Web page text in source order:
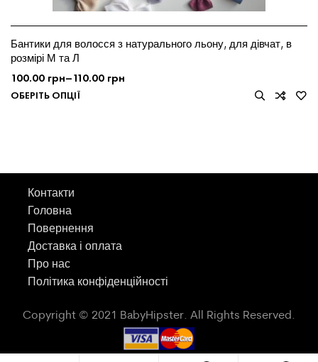
Бантики для волосся з натурального льону, для дівчат, в
розмірі М та Л
100.00 грн–110.00 грн
ОБЕРІТЬ ОПЦІЇ
Контакти
Головна
Повернення
Доставка і оплата
Про нас
Політика конфіденційності
Copyright © 2021 BabyHipster. All Rights Reserved.